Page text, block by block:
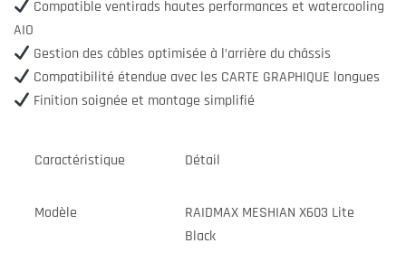
Compatible ventirads hautes performances et watercooling
AIO
Gestion des câbles optimisée à l’arrière du châssis
Compatibilité étendue avec les CARTE GRAPHIQUE longues
Finition soignée et montage simplifié
Caractéristique Détail
Modèle
RAIDMAX MESHIAN X603 Lite
Black